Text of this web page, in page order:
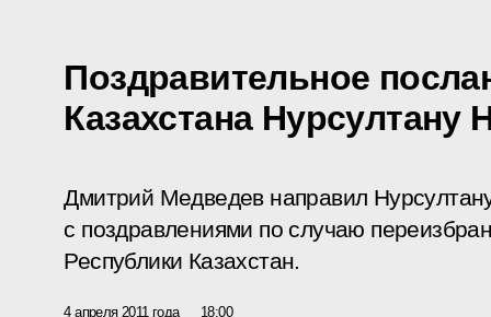
Поздравительное
Казахстана Нурсултану
Дмитрий Медведев направил
с поздравлениями по случаю
Республики Казахстан.
4 апреля 2011 года 18:00